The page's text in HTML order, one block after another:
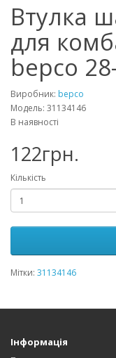
Втулка
для
bepco
Виробник: bepco
Модель: 31134146
В наявності
122грн.
Кількість
Мітки: 31134146
Інформація